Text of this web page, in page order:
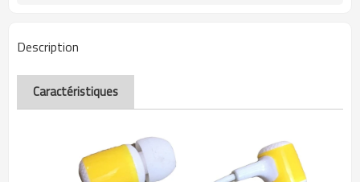
Description
Caractéristiques